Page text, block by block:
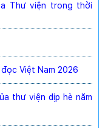
Thư viện trong thời
Việt Nam 2026
thư viện dịp hè năm